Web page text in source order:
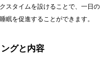
スタイムを設けることで、一日の
眠を促進することができます。
グと内容